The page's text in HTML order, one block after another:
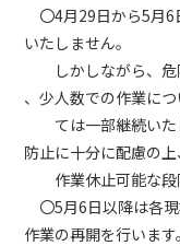
〇4月29日から5月6
いたしません。
しかしながら、危
、少人数での作業につ
ては一部継続いた
防止に十分に配慮の上
作業休止可能な段
〇5月6日以降は各現
作業の再開を行います。